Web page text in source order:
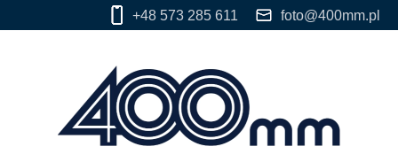
+48 573 285 611 foto@400mm.pl